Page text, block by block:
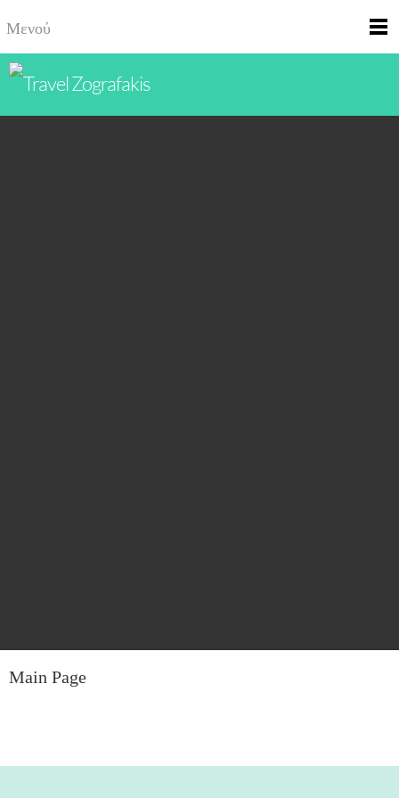
Μενού
Main Page